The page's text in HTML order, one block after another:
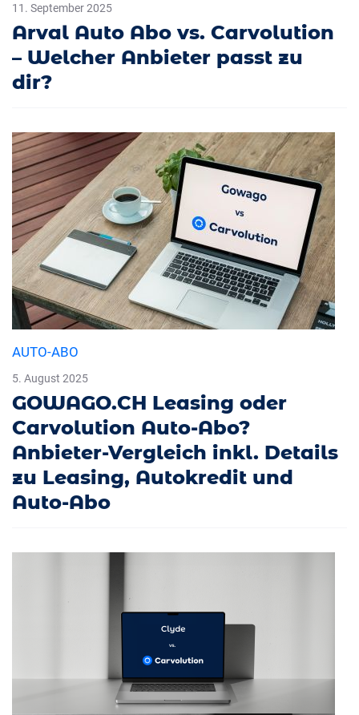
11. September 2025
Arval Auto Abo vs. Carvolution
– Welcher Anbieter passt zu
dir?
AUTO-ABO
5. August 2025
GOWAGO.CH Leasing oder
Carvolution Auto-Abo?
Anbieter-Vergleich inkl. Details
zu Leasing, Autokredit und
Auto-Abo